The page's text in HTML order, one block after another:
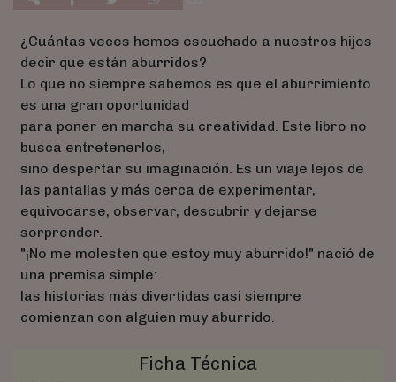
¿Cuántas veces hemos escuchado a nuestros hijos
decir que están aburridos?
Lo que no siempre sabemos es que el aburrimiento
es una gran oportunidad
para poner en marcha su creatividad. Este libro no
busca entretenerlos,
sino despertar su imaginación. Es un viaje lejos de
las pantallas y más cerca de experimentar,
equivocarse, observar, descubrir y dejarse
sorprender.
"¡No me molesten que estoy muy aburrido!" nació de
una premisa simple:
las historias más divertidas casi siempre
comienzan con alguien muy aburrido.
Ficha Técnica